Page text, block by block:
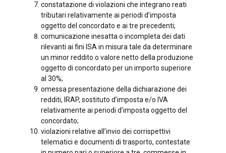
constatazione di violazioni che integrano reati
tributari relativamente ai periodi d’imposta
oggetto del concordato e ai tre precedenti;
comunicazione inesatta o incompleta dei dati
rilevanti ai fini ISA in misura tale da determinare
un minor reddito o valore netto della produzione
oggetto di concordato per un importo superiore
al 30%;
omessa presentazione della dichiarazione dei
redditi, IRAP, sostituto d’imposta e/o IVA
relativamente ai periodi d’imposta oggetto del
concordato;
violazioni relative all’invio dei corrispettivi
telematici e documenti di trasporto, contestate